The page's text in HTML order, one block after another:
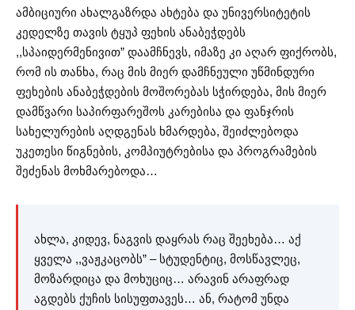
ამბიციური ახალგაზრდა ახტება და უნივერსიტეტის
კედელზე თავის ტყუპ ფეხის ანაბეჭდებს
,,სპაიდერმენივით” დაამჩნევს, იმაზე კი აღარ ფიქრობს,
რომ ის თანხა, რაც მის მიერ დამჩნეული უწმინდური
ფეხების ანაბეჭდების მოშორებას სჭირდება, მის მიერ
დამწვარი საპირფარეშოს კარებისა და ფანჯრის
სახელურების აღდგენას ხმარდება, შეიძლებოდა
უკეთესი წიგნების, კომპიუტრებისა და პროგრამების
შეძენას მოხმარებოდა…
ახლა, კიდევ, ნაგვის დაყრას რაც შეეხება… აქ
ყველა ,,ვაჟკაცობს” – სტუდენტიც, მოსწავლეც,
მოზარდიცა და მოხუციც… არავინ არაფრად
აგდებს ქუჩის სისუფთავეს… ან, რატომ უნდა